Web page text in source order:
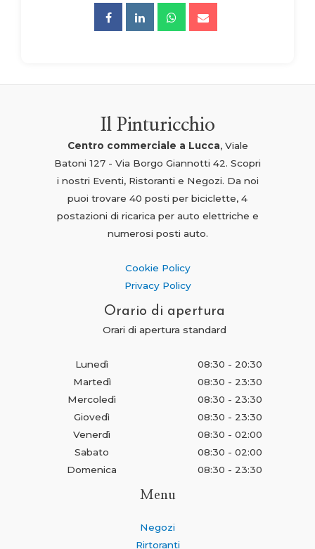
Il Pinturicchio
Centro commerciale a Lucca, Viale
Batoni 127 - Via Borgo Giannotti 42. Scopri
i nostri Eventi, Ristoranti e Negozi. Da noi
puoi trovare 40 posti per biciclette, 4
postazioni di ricarica per auto elettriche e
numerosi posti auto.
Cookie Policy
Privacy Policy
Orario di apertura
Orari di apertura standard
Lunedì
Martedì
Mercoledì
Giovedì
Venerdì
Sabato
Domenica
08:30 - 20:30
08:30 - 23:30
08:30 - 23:30
08:30 - 23:30
08:30 - 02:00
08:30 - 02:00
08:30 - 23:30
Menu
Negozi
Rirtoranti